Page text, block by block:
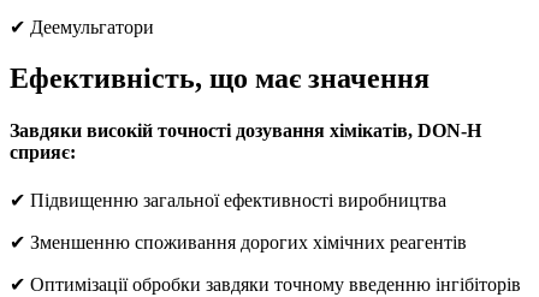
✔ Деемульгатори
Ефективність, що має значення
Завдяки високій точності дозування хімікатів, DON-H
сприяє:
✔ Підвищенню загальної ефективності виробництва
✔ Зменшенню споживання дорогих хімічних реагентів
✔ Оптимізації обробки завдяки точному введенню інгібіторів